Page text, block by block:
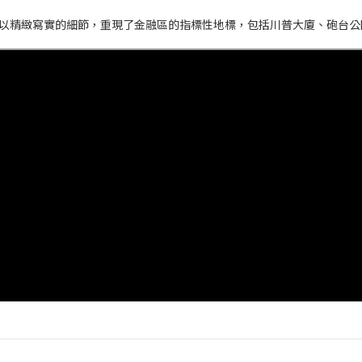
精緻寫實的細節，重現了金融區的指標性地標，包括川普大廈、砲台公